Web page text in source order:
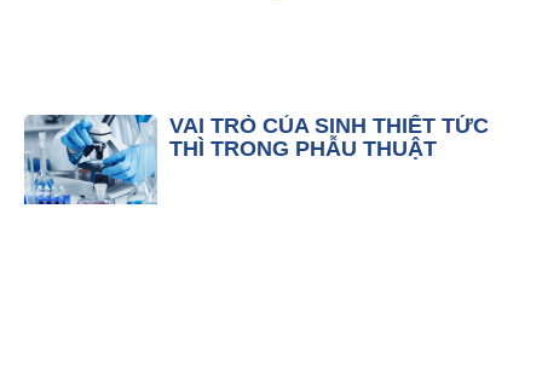
VAI TRÒ CỦA SINH THIẾT TỨC
THÌ TRONG PHẪU THUẬT